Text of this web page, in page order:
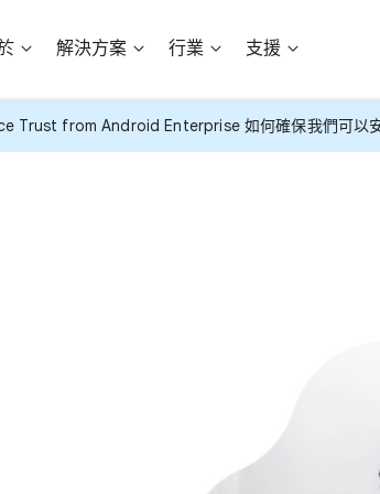
解決​方案 行業 支援
Trust from Android Enterprise 如何確保​我們​可以​